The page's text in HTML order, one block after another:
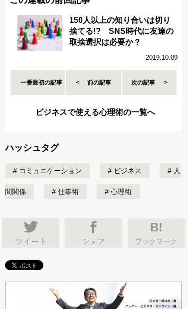
150人以上の知り合いは切り
捨てる!? SNS時代に友達の
取捨選択は必要か？
2019.10.09
一番最初の記事 前の記事 次の記事
ビジネスで使える心理術の一覧へ
ハッシュタグ
コミュニケーション ビジネス 人
間関係 仕事術 心理術
B!
ブックマーク